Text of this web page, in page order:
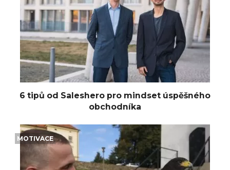
6 tipů od Saleshero pro mindset úspěšného
obchodníka
MOTIVACE